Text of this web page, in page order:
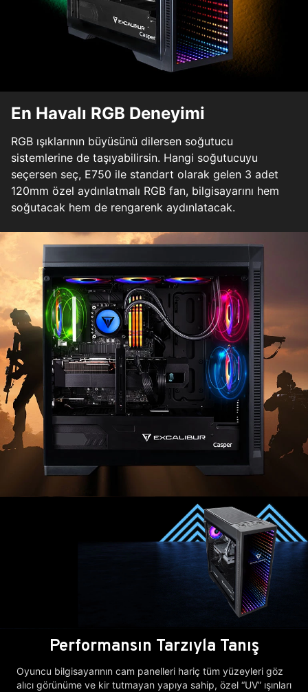
En Havalı RGB Deneyimi
RGB ışıklarının büyüsünü dilersen soğutucu
sistemlerine de taşıyabilirsin. Hangi soğutucuyu
seçersen seç, E750 ile standart olarak gelen 3 adet
120mm özel aydınlatmalı RGB fan, bilgisayarını hem
soğutacak hem de rengarenk aydınlatacak.
Performansın Tarzıyla Tanış
Oyuncu bilgisayarının cam panelleri hariç tüm yüzeyleri göz
alıcı görünüme ve kir tutmayan yapıya sahip, özel “UV” ışınları